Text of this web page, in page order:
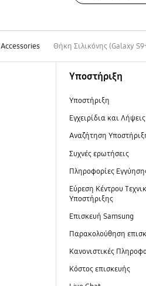
Accessories Θήκη Σιλικόνης (Galaxy
Υποστήριξη
Υποστήριξη
Εγχειρίδια και Λήψεις
Αναζήτηση
Συχνές ερωτήσεις
Πληροφορίες
Εύρεση Κέντρου
Υποστήριξης
Επισκευή Samsung
Παρακολούθηση
Κανονιστικές
Κόστος επισκευής